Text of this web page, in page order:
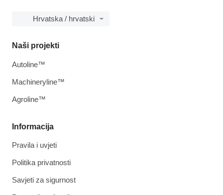
Hrvatska / hrvatski
Informacija
Pravila i uvjeti
Politika privatnosti
Savjeti za sigurnost
Naši projekti
Autoline™
Machineryline™
Agroline™